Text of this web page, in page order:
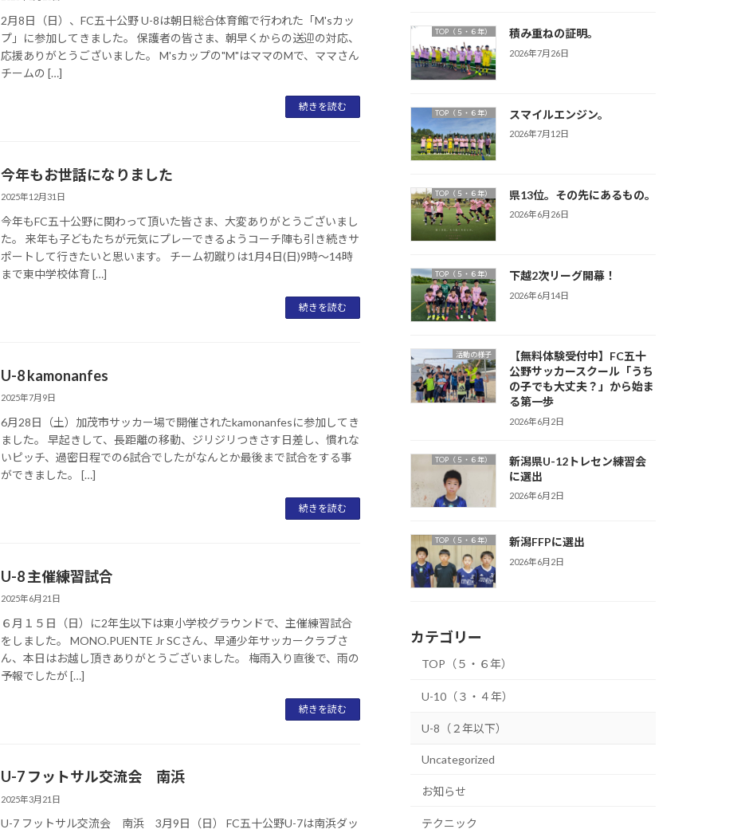
2月8日（日）、FC五十公野 U-8は朝日総合体育館で行われた「M'sカッ
プ」に参加してきました。 保護者の皆さま、朝早くからの送迎の対応、
応援ありがとうございました。 M'sカップの"M"はママのMで、ママさん
チームの […]
続きを読む
今年もお世話になりました
2025年12月31日
今年もFC五十公野に関わって頂いた皆さま、大変ありがとうございまし
た。 来年も子どもたちが元気にプレーできるようコーチ陣も引き続きサ
ポートして行きたいと思います。 チーム初蹴りは1月4日(日)9時〜14時
まで東中学校体育 […]
続きを読む
U-8 kamonanfes
2025年7月9日
6月28日（土）加茂市サッカー場で開催されたkamonanfesに参加してき
ました。 早起きして、長距離の移動、ジリジリつきさす日差し、慣れな
いピッチ、過密日程での6試合でしたがなんとか最後まで試合をする事
ができました。 […]
続きを読む
U-8 主催練習試合
2025年6月21日
６月１５日（日）に2年生以下は東小学校グラウンドで、主催練習試合
をしました。 MONO.PUENTE Jr SCさん、早通少年サッカークラブさ
ん、本日はお越し頂きありがとうございました。 梅雨入り直後で、雨の
予報でしたが […]
続きを読む
U-7 フットサル交流会 南浜
2025年3月21日
U-7 フットサル交流会 南浜 3月9日（日） FC五十公野U-7は南浜ダッ
TOP（５・６年） 積み重ねの証明。
2026年7月26日
TOP（５・６年） スマイルエンジン。
2026年7月12日
TOP（５・６年） 県13位。その先にあるもの。
2026年6月26日
TOP（５・６年） 下越2次リーグ開幕！
2026年6月14日
活動の様子
【無料体験受付中】FC五十
公野サッカースクール「うち
の子でも大丈夫？」から始ま
る第一歩
2026年6月2日
TOP（５・６年）
新潟県U-12トレセン練習会
に選出
2026年6月2日
TOP（５・６年） 新潟FFPに選出
2026年6月2日
カテゴリー
TOP（５・６年）
U-10（３・４年）
U-8（２年以下）
Uncategorized
お知らせ
テクニック